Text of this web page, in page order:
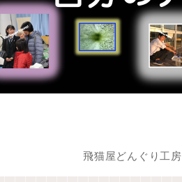
飛猫屋どんぐり工房